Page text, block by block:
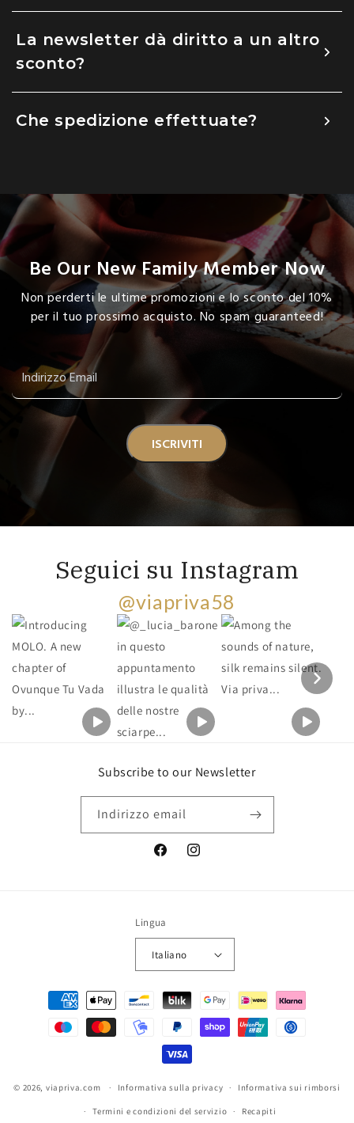
La newsletter dà diritto a un altro
sconto?
Che spedizione effettuate?
Be Our New Family Member Now
Non perderti le ultime promozioni e lo sconto del 10%
per il tuo prossimo acquisto. No spam guaranteed!
ISCRIVITI
Seguici su Instagram
@viapriva58
Section heading
Section description
Subscribe to our Newsletter
Indirizzo email
FacebookInstagram
Lingua
Italiano
Metodi di pagamento
© 2026, viapriva.com Informativa sulla privacy Informativa sui rimborsi
Termini e condizioni del servizio Recapiti